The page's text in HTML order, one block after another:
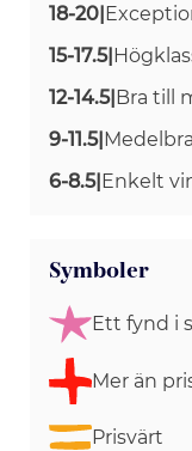
18-20|
15-17.5|
12-14.5|Bra till
9-11.5|
6-8.5|Enkelt
Symboler
Ett fynd i
Mer än
Prisvärt